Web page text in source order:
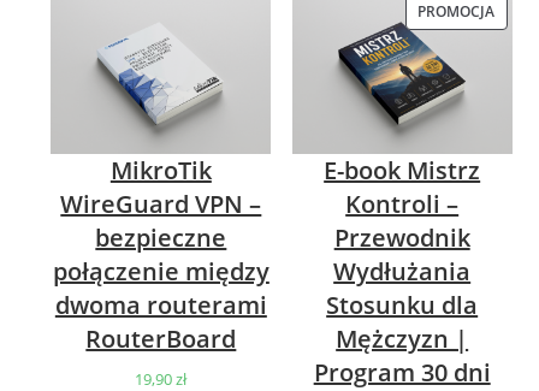
MikroTik
WireGuard VPN –
bezpieczne
połączenie między
dwoma routerami
RouterBoard
19,90zł
PROMOCJA
E-book Mistrz
Kontroli –
Przewodnik
Wydłużania
Stosunku dla
Mężczyzn |
Program 30 dni